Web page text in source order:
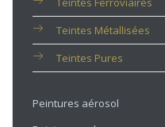
Teintes Métallisées
Teintes Pures
Peintures aérosol